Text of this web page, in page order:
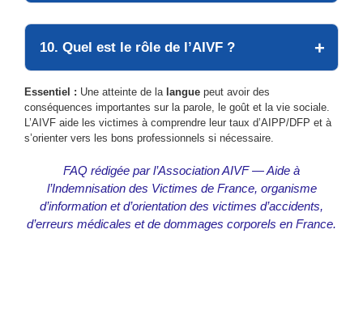
10. Quel est le rôle de l’AIVF ?
Essentiel : Une atteinte de la langue peut avoir des
conséquences importantes sur la parole, le goût et la vie sociale.
L’AIVF aide les victimes à comprendre leur taux d’AIPP/DFP et à
s’orienter vers les bons professionnels si nécessaire.
FAQ rédigée par l’Association AIVF — Aide à
l’Indemnisation des Victimes de France, organisme
d’information et d’orientation des victimes d’accidents,
d’erreurs médicales et de dommages corporels en France.